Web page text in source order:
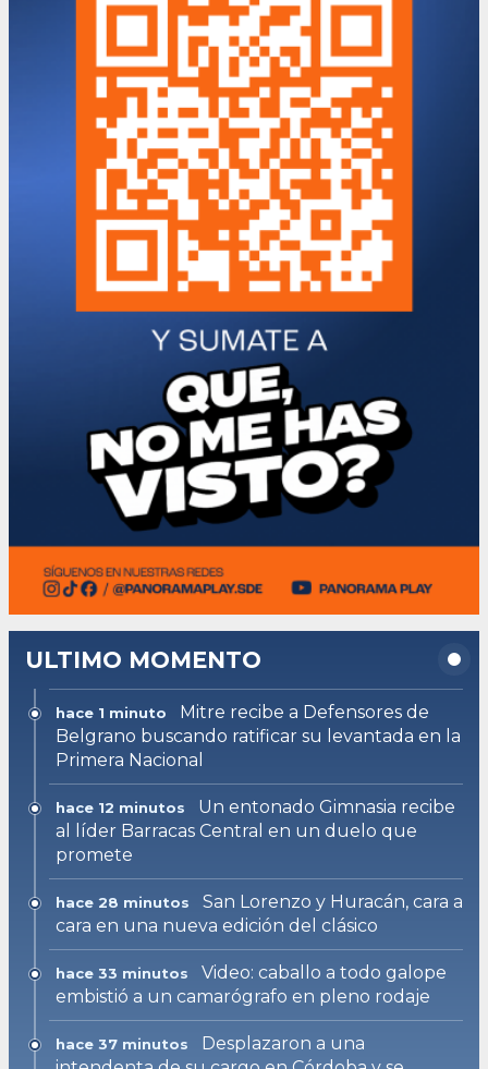
ULTIMO MOMENTO
hace 1 minuto
Mitre recibe a Defensores de
Belgrano buscando ratificar su levantada en la
Primera Nacional
hace 12 minutos
Un entonado Gimnasia recibe
al líder Barracas Central en un duelo que
promete
hace 28 minutos
San Lorenzo y Huracán, cara a
cara en una nueva edición del clásico
hace 33 minutos
Video: caballo a todo galope
embistió a un camarógrafo en pleno rodaje
hace 37 minutos
Desplazaron a una